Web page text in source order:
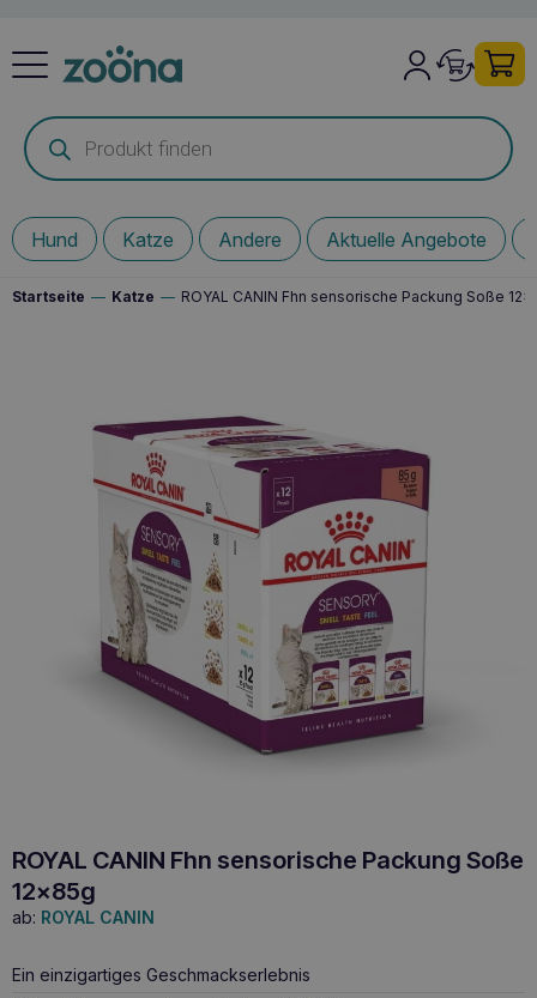
Products
search
Hund Katze Andere Aktuelle Angebote
Startseite — Katze — ROYAL CANIN Fhn sensorische Packung Soße
ROYAL CANIN Fhn sensorische Packung Soße
12x85g
ab: ROYAL CANIN
Ein einzigartiges Geschmackserlebnis